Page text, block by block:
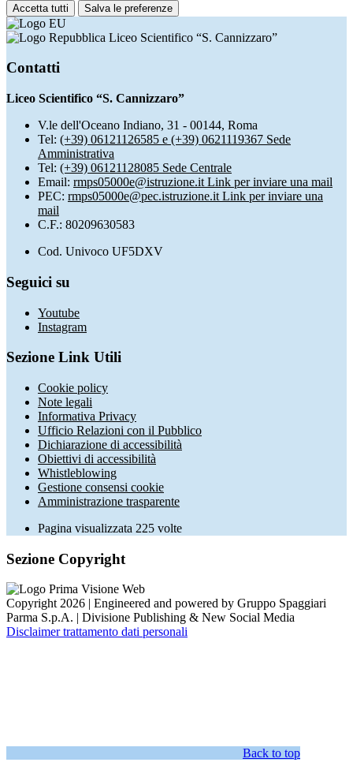
Accetta tutti Salva le preferenze
Liceo Scientifico “S. Cannizzaro”
Contatti
Liceo Scientifico “S. Cannizzaro”
V.le dell'Oceano Indiano, 31 - 00144, Roma
Tel: (+39) 06121126585 e (+39) 0621119367 Sede
Amministrativa
Tel: (+39) 06121128085 Sede Centrale
Email: rmps05000e@istruzione.it Link per inviare una mail
PEC: rmps05000e@pec.istruzione.it Link per inviare una
mail
C.F.: 80209630583
Cod. Univoco UF5DXV
Seguici su
Youtube
Instagram
Sezione Link Utili
Cookie policy
Note legali
Informativa Privacy
Ufficio Relazioni con il Pubblico
Dichiarazione di accessibilità
Obiettivi di accessibilità
Whistleblowing
Gestione consensi cookie
Amministrazione trasparente
Pagina visualizzata 225 volte
Sezione Copyright
Copyright 2026 | Engineered and powered by Gruppo Spaggiari
Parma S.p.A. | Divisione Publishing & New Social Media
Disclaimer trattamento dati personali
Back to top